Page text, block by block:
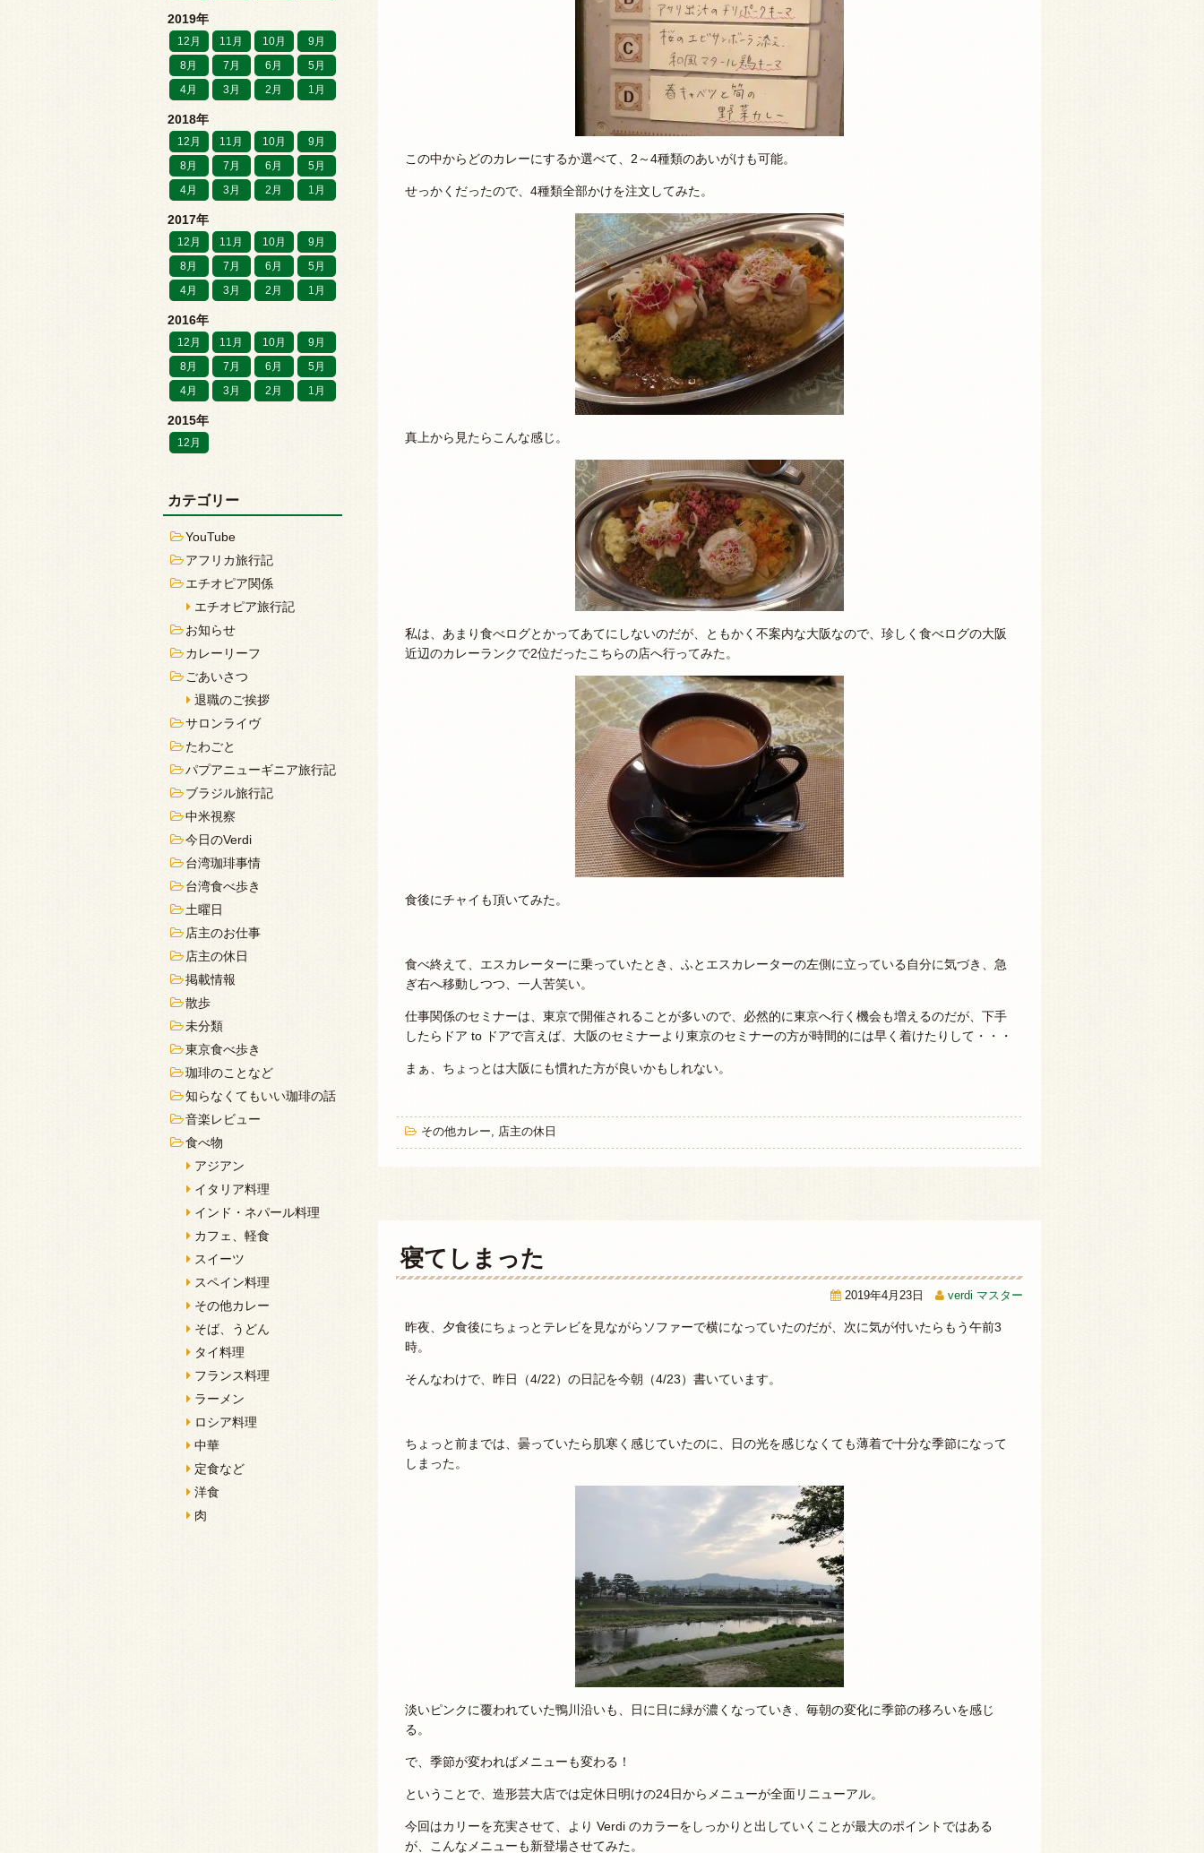
この中からどのカレーにするか選べて、2～4種類のあいがけも可能。
せっかくだったので、4種類全部かけを注文してみた。
真上から見たらこんな感じ。
私は、あまり食べログとかってあてにしないのだが、ともかく不案内な大阪なので、珍しく食べログの大阪
近辺のカレーランクで2位だったこちらの店へ行ってみた。
食後にチャイも頂いてみた。
食べ終えて、エスカレーターに乗っていたとき、ふとエスカレーターの左側に立っている自分に気づき、急
ぎ右へ移動しつつ、一人苦笑い。
仕事関係のセミナーは、東京で開催されることが多いので、必然的に東京へ行く機会も増えるのだが、下手
したらドア to ドアで言えば、大阪のセミナーより東京のセミナーの方が時間的には早く着けたりして・・・
まぁ、ちょっとは大阪にも慣れた方が良いかもしれない。
その他カレー, 店主の休日
寝てしまった
2019年4月23日 verdi マスター
昨夜、夕食後にちょっとテレビを見ながらソファーで横になっていたのだが、次に気が付いたらもう午前3
時。
そんなわけで、昨日（4/22）の日記を今朝（4/23）書いています。
ちょっと前までは、曇っていたら肌寒く感じていたのに、日の光を感じなくても薄着で十分な季節になって
しまった。
淡いピンクに覆われていた鴨川沿いも、日に日に緑が濃くなっていき、毎朝の変化に季節の移ろいを感じ
る。
で、季節が変わればメニューも変わる！
ということで、造形芸大店では定休日明けの24日からメニューが全面リニューアル。
今回はカリーを充実させて、より Verdi のカラーをしっかりと出していくことが最大のポイントではある
が、こんなメニューも新登場させてみた。
2019年
12月 11月 10月
9月
8月
7月 6月
5月
4月
3月 2月 1月
2018年
12月 11月 10月
9月
8月
7月 6月
5月
4月
3月 2月 1月
2017年
12月 11月 10月
9月
8月
7月 6月
5月
4月
3月 2月 1月
2016年
12月 11月 10月
9月
8月
7月 6月
5月
4月
3月 2月 1月
2015年
12月
カテゴリー
YouTube
アフリカ旅行記
エチオピア関係
エチオピア旅行記
お知らせ
カレーリーフ
ごあいさつ
退職のご挨拶
サロンライヴ
たわごと
パプアニューギニア旅行記
ブラジル旅行記
中米視察
今日のVerdi
台湾珈琲事情
台湾食べ歩き
土曜日
店主のお仕事
店主の休日
掲載情報
散歩
未分類
東京食べ歩き
珈琲のことなど
知らなくてもいい珈琲の話
音楽レビュー
食べ物
アジアン
イタリア料理
インド・ネパール料理
カフェ、軽食
スイーツ
スペイン料理
その他カレー
そば、うどん
タイ料理
フランス料理
ラーメン
ロシア料理
中華
定食など
洋食
肉